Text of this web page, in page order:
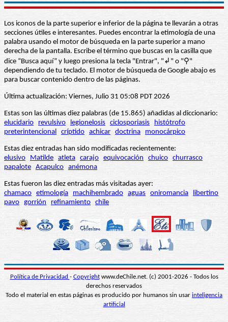
Los iconos de la parte superior e inferior de la página te llevarán a otras
secciones útiles e interesantes. Puedes encontrar la etimología de una
palabra usando el motor de búsqueda en la parte superior a mano
derecha de la pantalla. Escribe el término que buscas en la casilla que
dice “Busca aquí” y luego presiona la tecla "Entrar", "↲" o "⚲"
dependiendo de tu teclado. El motor de búsqueda de Google abajo es
para buscar contenido dentro de las páginas.
Última actualización: Viernes, Julio 31 05:08 PDT 2026
Estas son las últimas diez palabras (de 15.865) añadidas al diccionario:
elucidario
revulsivo legionelosis ciclosporiasis
histótrofo
preterintencional críptido achicar doctrina monocárpico
Estas diez entradas han sido modificadas recientemente:
elusivo
Matilde atleta carajo equivocación chuico churrasco
papalote Acapulco anémona
Estas fueron las diez entradas más visitadas ayer:
chamaco etimología machihembrado aguas oniromancia
libertino
pavo gorrión refinamiento chile
Política de Privacidad - Copyrightwww.deChile.net. (c) 2001-2026 - Todos los
derechos reservados
Todo el material en estas páginas es producido por humanos sin usar inteligencia
artificial